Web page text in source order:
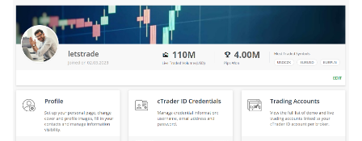
中文
Deutsch
n